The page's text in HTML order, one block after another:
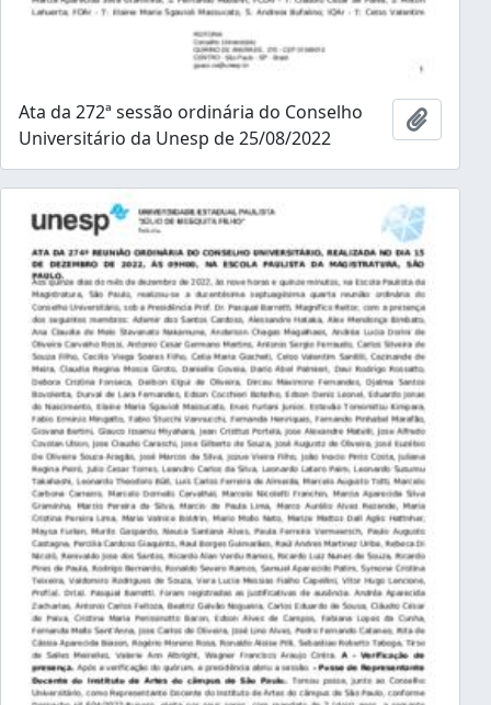
Ata da 272ª sessão ordinária do Conselho
Universitário da Unesp de 25/08/2022
Añadir